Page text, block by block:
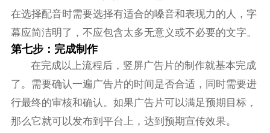
在选择配音时需要选择有适合的嗓音和表现力的人，字
幕应简洁明了，不应包含太多无意义或不必要的文字。
第七步：完成制作
在完成以上流程后，竖屏广告片的制作就基本完成
了。需要确认一遍广告片的时间是否合适，同时需要进
行最终的审核和确认。如果广告片可以满足预期目标，
那么它就可以发布到平台上，达到预期宣传效果。